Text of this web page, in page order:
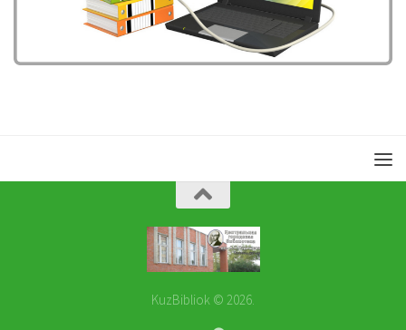
KuzBibliok © 2026.